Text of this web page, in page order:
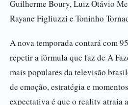
Guilherme Boury, Luiz Otávio
Rayane Figliuzzi e Toninho
A nova temporada contará com
repetir a fórmula que faz de A
mais populares da televisão
de emoção, estratégia e
expectativa é que o reality atraia